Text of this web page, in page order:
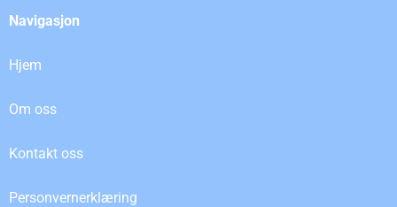
Navigasjon
Hjem
Om oss
Kontakt oss
Personvernerklæring